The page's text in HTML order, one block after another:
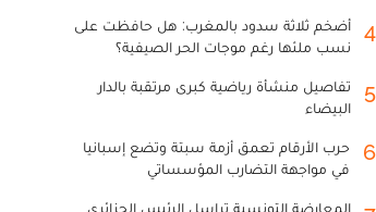
4
أضخم ثلاثة سدود بالمغرب: هل حافظت على
نسب ملئها رغم موجات الحر الصيفية؟
5
تفاصيل منشأة رياضية كبرى مرتقبة بالدار
البيضاء
6
حرب الأرقام تعمق أزمة سبتة وتضع إسبانيا
في مواجهة التضارب المؤسساتي
المعارضة التونسية تراسل الرئيس الجزائري